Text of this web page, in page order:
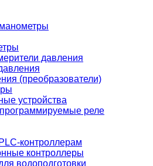
давления
(преобразователи)
устройства
реле
контроллерам
контроллеры
водоподготовки